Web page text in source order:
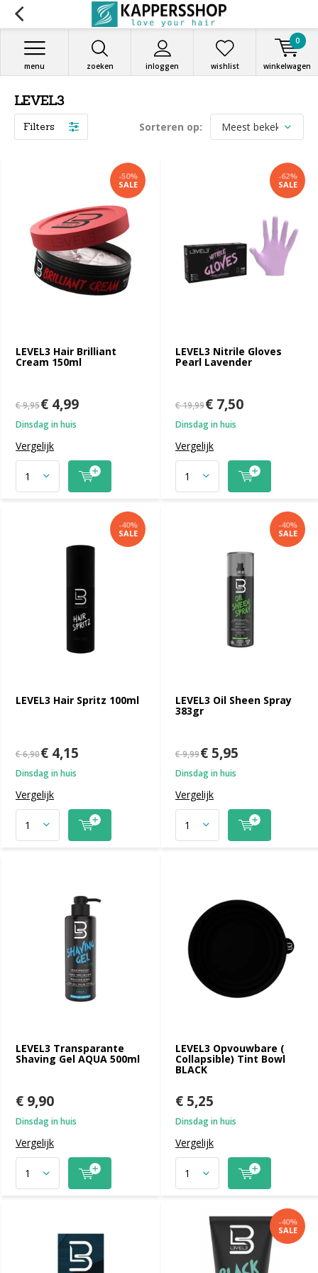
zoeken inloggen
menu wishlist winkelwagen
0
LEVEL3
Filters Sorteren op:
LEVEL3 Hair Brilliant
Cream 150ml
-50%
SALE
€ 9,95€ 4,99
Dinsdag in huis
Vergelijk
LEVEL3 Nitrile Gloves
Pearl Lavender
-62%
SALE
€ 19,99€ 7,50
Dinsdag in huis
Vergelijk
LEVEL3 Hair Spritz 100ml
-40%
SALE
€ 6,90€ 4,15
Dinsdag in huis
Vergelijk
LEVEL3 Oil Sheen Spray
383gr
-40%
SALE
€ 9,99€ 5,95
Dinsdag in huis
Vergelijk
LEVEL3 Transparante
Shaving Gel AQUA 500ml
€ 9,90
Dinsdag in huis
Vergelijk
LEVEL3 Opvouwbare (
Collapsible) Tint Bowl
BLACK
€ 5,25
Dinsdag in huis
Vergelijk
-40%
SALE